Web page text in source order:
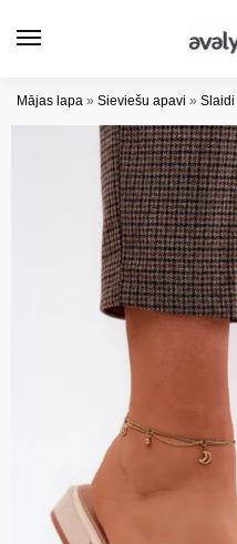
Mājas lapa » Sieviešu apavi » Slaidi